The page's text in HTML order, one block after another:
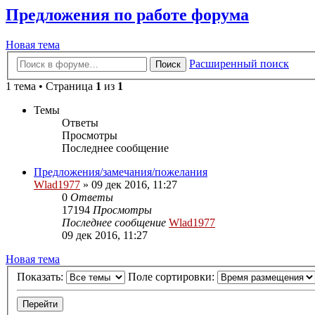
Предложения по работе форума
Новая тема
Поиск
Расширенный поиск
1 тема • Страница 1 из 1
Темы
Ответы
Просмотры
Последнее сообщение
Предложения/замечания/пожелания
Wlad1977 » 09 дек 2016, 11:27
0 Ответы
17194 Просмотры
Последнее сообщение Wlad1977
09 дек 2016, 11:27
Новая тема
Показать:
Поле сортировки: